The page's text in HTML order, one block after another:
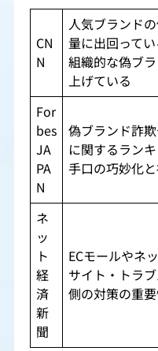
CN
N
人気ブランド
量に出回って
組織的な偽ブ
上げている
For
bes
JA
PA
N
偽ブランド詐
に関するラン
手口の巧妙化
ネ
ッ
ト
経
済
新
聞
ECモールやネ
サイト・トラ
側の対策の重